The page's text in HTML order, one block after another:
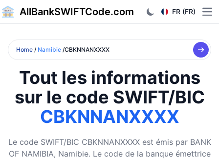
AllBankSWIFTCode.com FR (FR)
Home / Namibie /CBKNNANXXXX
Tout les informations
sur le code SWIFT/BIC
CBKNNANXXXX
Le code SWIFT/BIC CBKNNANXXXX est émis par BANK
OF NAMIBIA, Namibie. Le code de la banque émettrice